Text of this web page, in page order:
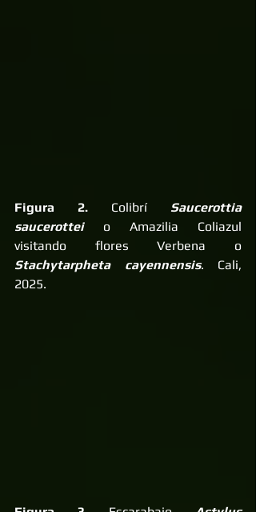
Figura 2. Colibrí Saucerottia
saucerottei o Amazilia Coliazul
Stachytarpheta cayennensis. Cali,
2025.